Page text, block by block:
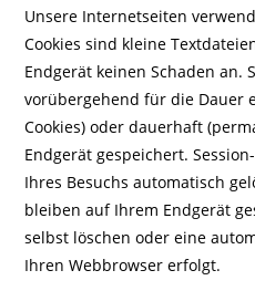
Unsere Internetseiten
Cookies sind kleine
Endgerät keinen Schaden an.
vorübergehend für die Dauer
Cookies) oder dauerhaft
Endgerät gespeichert.
Ihres Besuchs automatisch
bleiben auf Ihrem Endgerät
selbst löschen oder eine
Ihren Webbrowser erfolgt.